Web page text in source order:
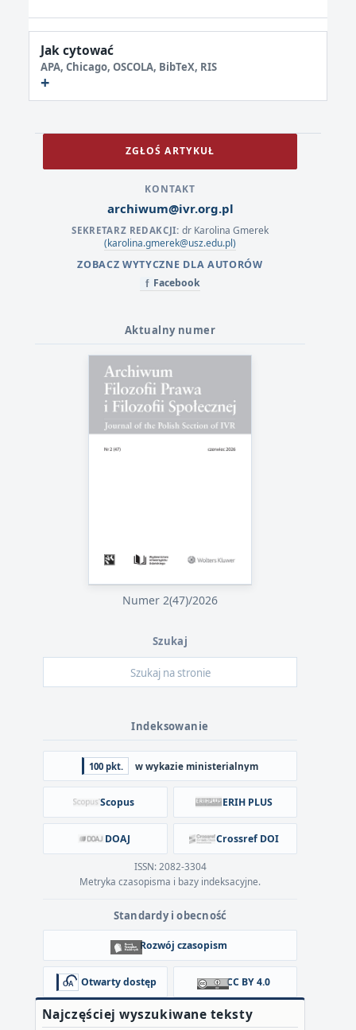
Jak cytować
APA, Chicago, OSCOLA, BibTeX, RIS
ZGŁOŚ ARTYKUŁ
KONTAKT
archiwum@ivr.org.pl
SEKRETARZ REDAKCJI: dr Karolina Gmerek
(karolina.gmerek@usz.edu.pl)
ZOBACZ WYTYCZNE DLA AUTORÓW
f Facebook
Aktualny numer
Numer 2(47)/2026
Indeksowanie
100 pkt. w wykazie ministerialnym
Scopus ERIH PLUS
DOAJ Crossref DOI
ISSN: 2082-3304
Metryka czasopisma i bazy indeksacyjne.
Standardy i obecność
Rozwój czasopism
Otwarty dostęp CC BY 4.0
Najczęściej wyszukiwane teksty
Szukaj